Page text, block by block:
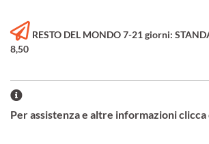
RESTO DEL MONDO 7-21 giorni:
8,50
Per assistenza e altre informazioni clicca